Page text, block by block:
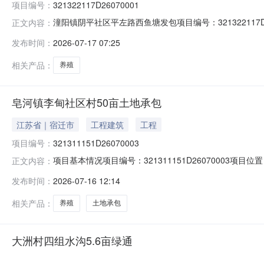
项目编号： 321322117D26070001
正文内容： 潼阳镇阴平社区平左路西鱼塘发包项目编号：
西至：郝俊华，北至：11组地，总面积5亩，用于养殖。
发布时间： 2026-07-17 07:25
相关产品：
养殖
皂河镇李甸社区村50亩土地承包
江苏省｜宿迁市 工程建筑
工程
项目编号： 321311151D26070003
正文内容： 项目基本情况项目编号：321311151D26070003项目位
50.00亩质量等级：--利用现状：--项目描述：皂河镇李
发布时间： 2026-07-16 12:14
相关产品：
养殖 土地承包
大洲村四组水沟5.6亩绿通